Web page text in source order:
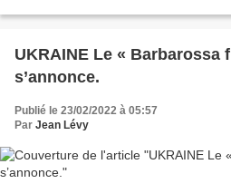
UKRAINE Le « Barbarossa
s’annonce.
Publié le 23/02/2022 à 05:57
Par Jean Lévy